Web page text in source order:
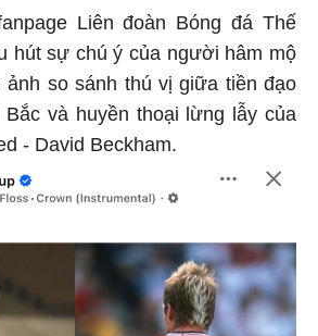
Liên đoàn Bóng đá Thế
hút sự chú ý của người hâm mộ
ảnh so sánh thú vị giữa tiền đạo
và huyền thoại lừng lẫy của
- David Beckham.